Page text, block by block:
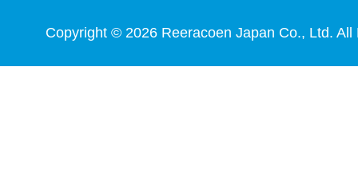
Copyright © 2026 Reeracoen Japan Co., Ltd. All